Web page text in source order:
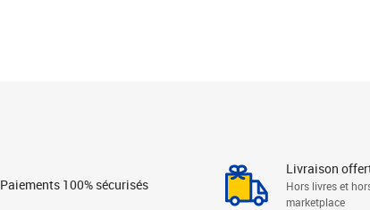
Paiements 100% sécurisés
Livraison
Hors livres et
marketplace